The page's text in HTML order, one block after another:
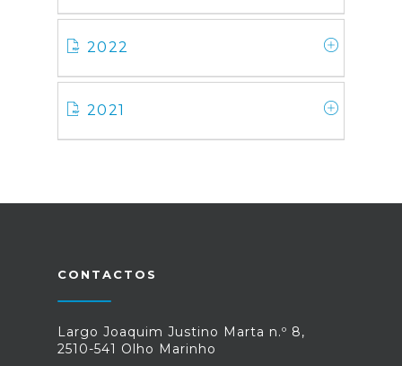
2022
2021
CONTACTOS
Largo Joaquim Justino Marta n.º 8,
2510-541 Olho Marinho